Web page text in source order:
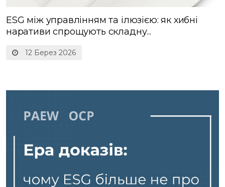
12 Берез 2026
ESG між управлінням та ілюзією: як хибні
наративи спрощують складну...